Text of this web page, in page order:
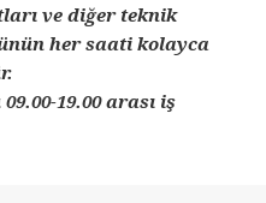
ve diğer teknik
her saati kolayca
19.00 arası iş